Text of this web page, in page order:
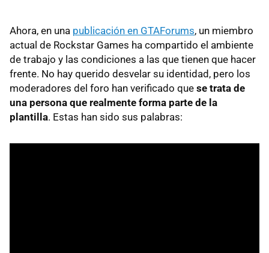
Ahora, en una publicación en GTAForums, un miembro
actual de Rockstar Games ha compartido el ambiente
de trabajo y las condiciones a las que tienen que hacer
frente. No hay querido desvelar su identidad, pero los
moderadores del foro han verificado que se trata de
una persona que realmente forma parte de la
plantilla. Estas han sido sus palabras: